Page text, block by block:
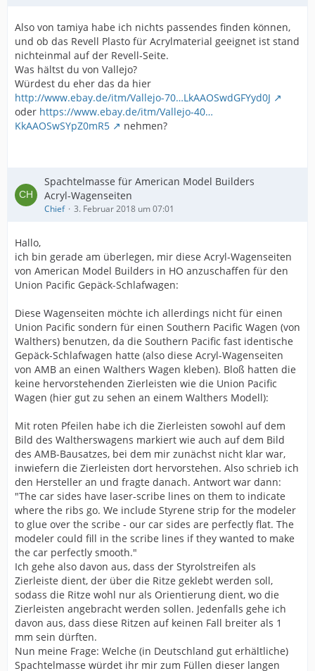
Also von tamiya habe ich nichts passendes finden können,
und ob das Revell Plasto für Acrylmaterial geeignet ist stand
nichteinmal auf der Revell-Seite.
Was hältst du von Vallejo?
Würdest du eher das da hier
http://www.ebay.de/itm/Vallejo-70…LkAAOSwdGFYyd0J
oder https://www.ebay.de/itm/Vallejo-40…
KkAAOSwSYpZ0mR5
nehmen?
Spachtelmasse für American Model Builders
Acryl-Wagenseiten
Chief 3. Februar 2018 um 07:01
Hallo,
ich bin gerade am überlegen, mir diese Acryl-Wagenseiten
von American Model Builders in HO anzuschaffen für den
Union Pacific Gepäck-Schlafwagen:
Diese Wagenseiten möchte ich allerdings nicht für einen
Union Pacific sondern für einen Southern Pacific Wagen (von
Walthers) benutzen, da die Southern Pacific fast identische
Gepäck-Schlafwagen hatte (also diese Acryl-Wagenseiten
von AMB an einen Walthers Wagen kleben). Bloß hatten die
keine hervorstehenden Zierleisten wie die Union Pacific
Wagen (hier gut zu sehen an einem Walthers Modell):
Mit roten Pfeilen habe ich die Zierleisten sowohl auf dem
Bild des Waltherswagens markiert wie auch auf dem Bild
des AMB-Bausatzes, bei dem mir zunächst nicht klar war,
inwiefern die Zierleisten dort hervorstehen. Also schrieb ich
den Hersteller an und fragte danach. Antwort war dann:
"The car sides have laser-scribe lines on them to indicate
where the ribs go. We include Styrene strip for the modeler
to glue over the scribe - our car sides are perfectly flat. The
modeler could fill in the scribe lines if they wanted to make
the car perfectly smooth."
Ich gehe also davon aus, dass der Styrolstreifen als
Zierleiste dient, der über die Ritze geklebt werden soll,
sodass die Ritze wohl nur als Orientierung dient, wo die
Zierleisten angebracht werden sollen. Jedenfalls gehe ich
davon aus, dass diese Ritzen auf keinen Fall breiter als 1
mm sein dürften.
Nun meine Frage: Welche (in Deutschland gut erhältliche)
Spachtelmasse würdet ihr mir zum Füllen dieser langen